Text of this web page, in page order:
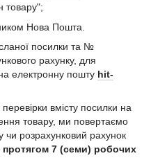
товару";
Нова Пошта.
посилки та №
рахунку, для
електронну пошту hit-
вмісту посилки на
товару, ми повертаємо
чи розрахунковий рахунок
протягом 7 (семи) робочих